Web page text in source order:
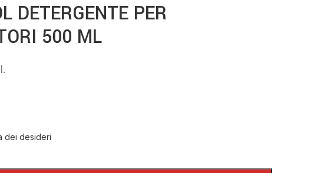
DETERGENTE PER
500 ML
dei desideri